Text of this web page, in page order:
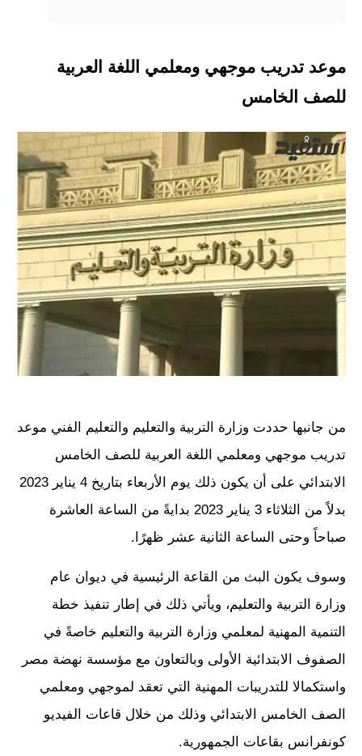
موعد تدريب موجهي ومعلمي اللغة العربية
للصف الخامس
من جانبها حددت وزارة التربية والتعليم والتعليم الفني موعد
تدريب موجهي ومعلمي اللغة العربية للصف الخامس
الابتدائي على أن يكون ذلك يوم الأربعاء بتاريخ 4 يناير 2023
بدلاً من الثلاثاء 3 يناير 2023 بدايةً من الساعة العاشرة
صباحاً وحتى الساعة الثانية عشر ظهرًا.
وسوف يكون البث من القاعة الرئيسية في ديوان عام
وزارة التربية والتعليم، ويأتي ذلك في إطار تنفيذ خطة
التنمية المهنية لمعلمي وزارة التربية والتعليم خاصةً في
الصفوف الابتدائية الأولى وبالتعاون مع مؤسسة نهضة مصر
واستكمالا للتدريبات المهنية التي تعقد لموجهي ومعلمي
الصف الخامس الابتدائي وذلك من خلال قاعات الفيديو
كونفرانس بقاعات الجمهورية.